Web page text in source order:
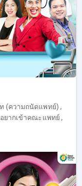
(ความถนัดแพทย์) ,
ยากเข้าคณะแพทย์ ,